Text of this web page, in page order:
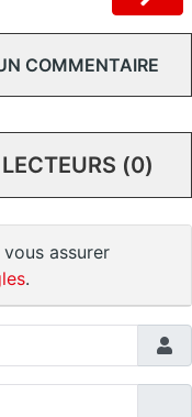
COMMENTAIRE
(0)
assurer
.